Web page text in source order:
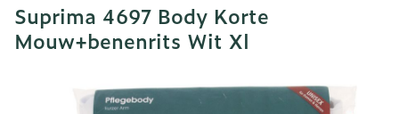
Suprima 4697 Body Korte
Mouw+benenrits Wit Xl